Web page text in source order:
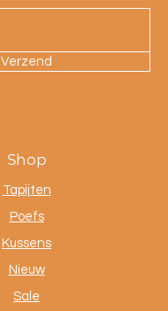
Verzend
Shop
Tapijten
Poefs
Kussens
Nieuw
Sale